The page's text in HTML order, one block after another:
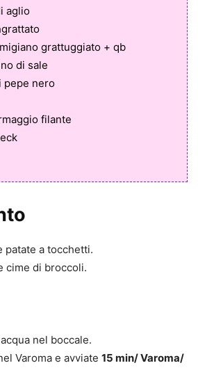
aglio
grattuggiato + qb
di sale
pepe nero
filante
patate a tocchetti.
cime di broccoli.
nel boccale.
Varoma e avviate 15 min/ Varoma/